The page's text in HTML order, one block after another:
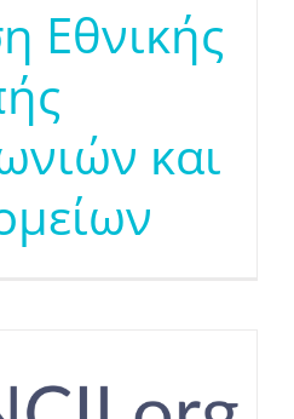
Εθνικής
και